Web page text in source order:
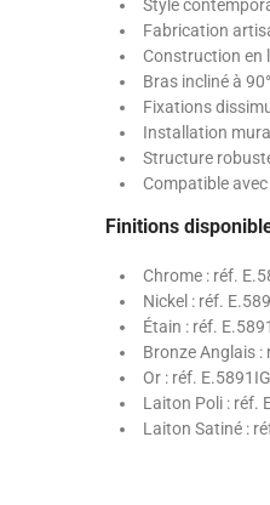
Style
Fabrication
Construction en
Bras incliné à
Fixations
Installation
Structure
Compatible
Finitions
Chrome : réf.
Nickel : réf.
Étain : réf.
Bronze Anglais :
Or : réf. E.5891IG
Laiton Poli : réf.
Laiton Satiné :